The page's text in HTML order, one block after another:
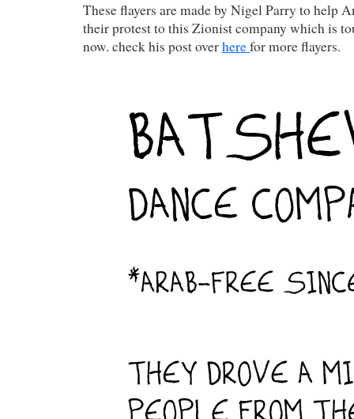
These flayers are made by Nigel Parry to help
their protest to this Zionist company which is
now. check his post overherefor more flayers.